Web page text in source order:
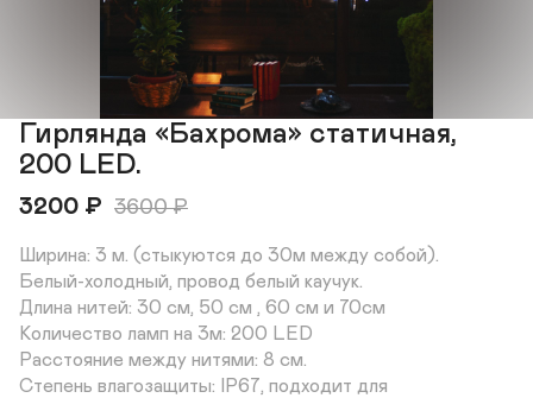
Гирлянда «Бахрома» статичная,
200 LED.
3200 ₽ 3600₽
Ширина: 3 м. (стыкуются до 30м между собой).
Белый-холодный, провод белый каучук.
Длина нитей: 30 см, 50 см , 60 см и 70см
Количество ламп на 3м: 200 LED
Расстояние между нитями: 8 см.
Степень влагозащиты: IP67, подходит для